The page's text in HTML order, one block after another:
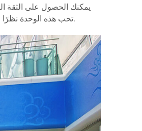
يمكنك الحصول على الثقة
تحب هذه الوحدة نظرًا لمدى صغر حجمها. يمكن تركيبه بسهولة عبر المداخل القياسية، ومع خزان المحلول سعة 80 لترًا، يمكنك تنظيف مساحات كبيرة دون الحاجة إلى وقت تعطل.